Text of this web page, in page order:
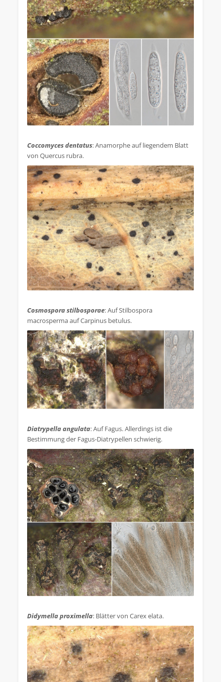
Coccomyces dentatus: Anamorphe auf liegendem Blatt
von Quercus rubra.
Cosmospora stilbosporae: Auf Stilbospora
macrosperma auf Carpinus betulus.
Diatrypella angulata: Auf Fagus. Allerdings ist die
Bestimmung der Fagus-Diatrypellen schwierig.
Didymella proximella: Blätter von Carex elata.